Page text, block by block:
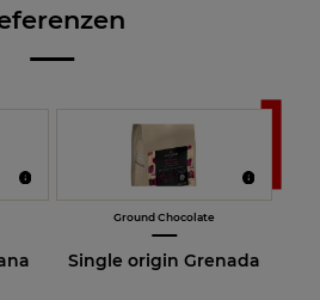
Ground Chocolate
Single origin Grenada